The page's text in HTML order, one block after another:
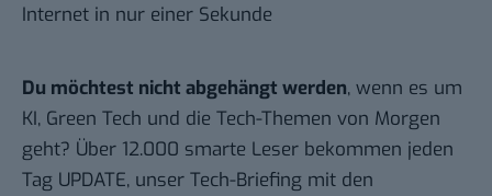
Internet in nur einer Sekunde
Du möchtest nicht abgehängt werden, wenn es um
KI, Green Tech und die Tech-Themen von Morgen
geht? Über 12.000 smarte Leser bekommen jeden
Tag UPDATE, unser Tech-Briefing mit den